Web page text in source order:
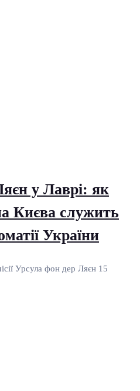
у Лаврі: як
Києва служить
України
Урсула фон дер Ляєн 15